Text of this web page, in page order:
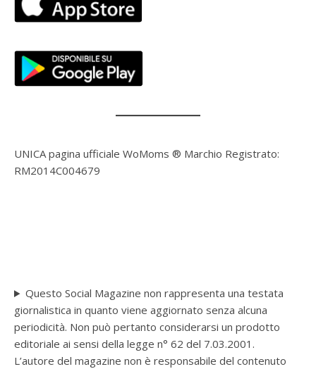
UNICA pagina ufficiale WoMoms ® Marchio Registrato:
RM2014C004679
Questo Social Magazine non rappresenta una testata
giornalistica in quanto viene aggiornato senza alcuna
periodicità. Non può pertanto considerarsi un prodotto
editoriale ai sensi della legge n° 62 del 7.03.2001.
L’autore del magazine non è responsabile del contenuto